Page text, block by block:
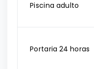
Piscina adulto
Portaria 24 horas